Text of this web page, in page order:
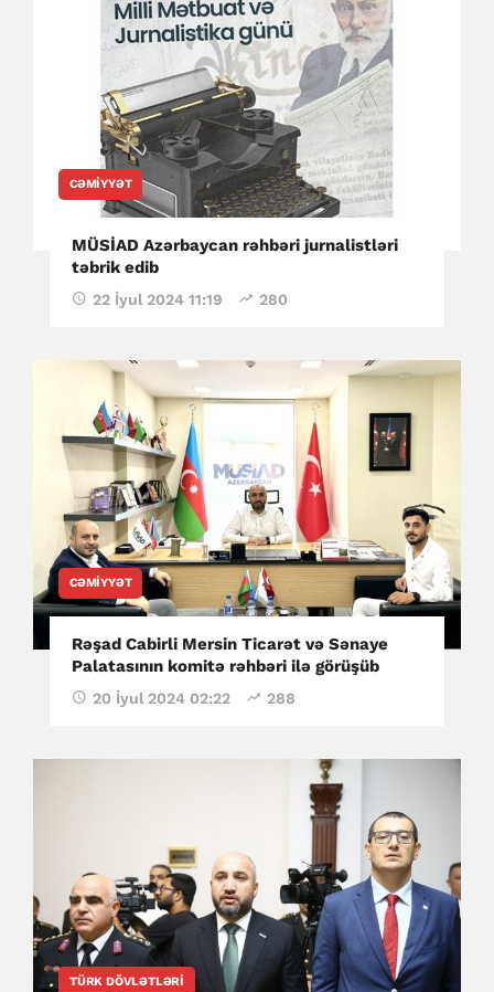
CƏMIYYƏT
MÜSİAD Azərbaycan rəhbəri jurnalistləri
təbrik edib
22 İyul 2024 11:19 280
CƏMIYYƏT
Rəşad Cabirli Mersin Ticarət və Sənaye
Palatasının komitə rəhbəri ilə görüşüb
20 İyul 2024 02:22 288
TÜRK DÖVLƏTLƏRI